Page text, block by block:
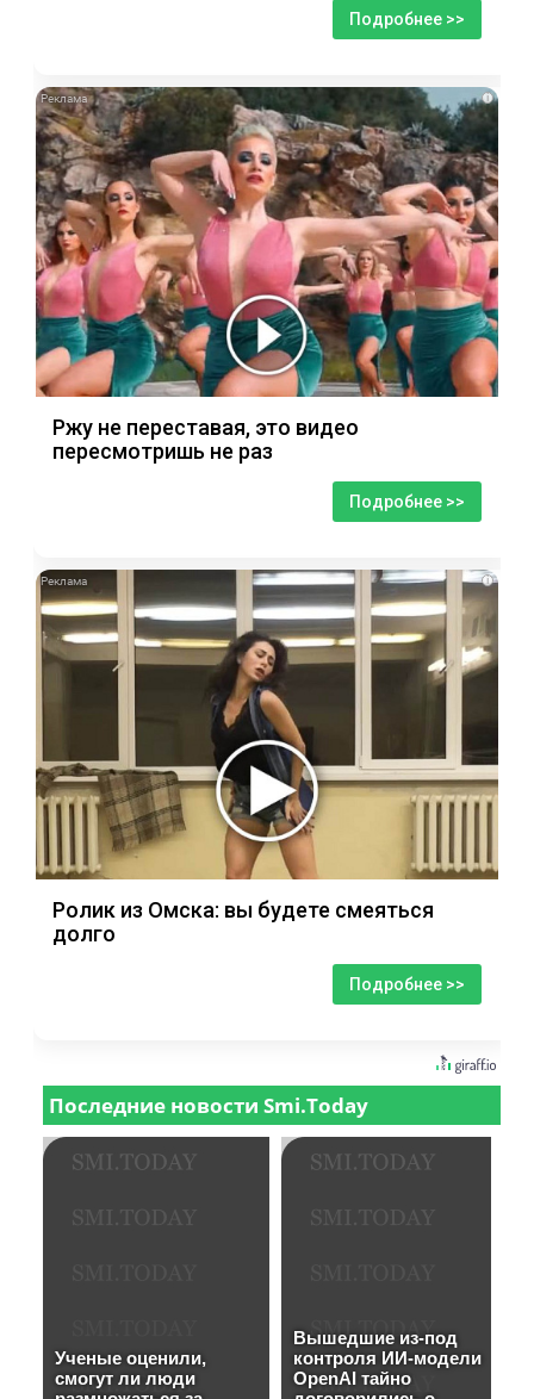
Подробнее >>
i
Ржу не переставая, это видео
пересмотришь не раз
Подробнее >>
i
Ролик из Омска: вы будете смеяться
долго
Подробнее >>